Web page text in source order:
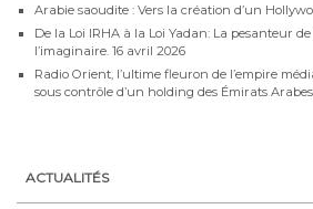
Arabie saoudite : Vers la création d’un
De la Loi IRHA à la Loi Yadan: La pesanteur
l’imaginaire. 16 avril 2026
Radio Orient, l’ultime fleuron de l’empire
sous contrôle d’un holding des Émirats
ACTUALITÉS